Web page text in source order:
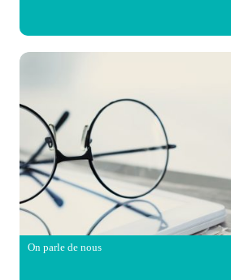
On parle de nous